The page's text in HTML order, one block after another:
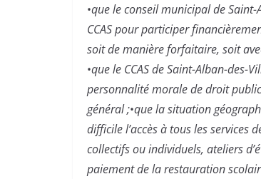
•que le conseil municipal de
CCAS pour participer
soit de manière forfaitaire, soit
•que le CCAS de Saint-Alban-
personnalité morale de droit
général ;•que la situation
difficile l’accès à tous les services
collectifs ou individuels, ateliers
paiement de la restauration